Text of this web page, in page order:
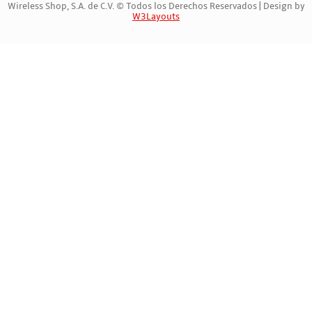
Wireless Shop, S.A. de C.V. © Todos los Derechos Reservados | Design by
W3Layouts